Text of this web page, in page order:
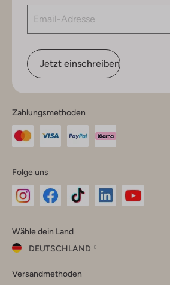
Jetzt einschreiben
Zahlungsmethoden
Folge uns
Instagram
Facebook
TikTok
Wähle dein Land
DEUTSCHLAND
dein
Versandmethoden